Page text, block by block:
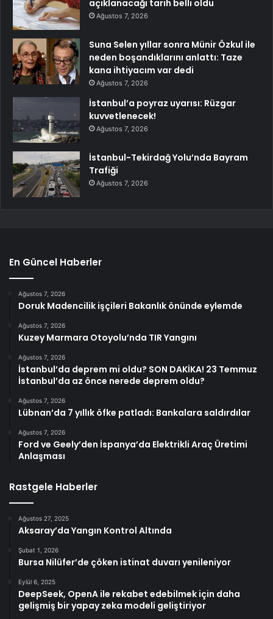
açıklanacağı tarih belli oldu
Ağustos 7, 2026
Suna Selen yıllar sonra Münir Özkul ile
neden boşandıklarını anlattı: Taze
kana ihtiyacım var dedi
Ağustos 7, 2026
İstanbul’a poyraz uyarısı: Rüzgar
kuvvetlenecek!
Ağustos 7, 2026
İstanbul-Tekirdağ Yolu’nda Bayram
Trafiği
Ağustos 7, 2026
En Güncel Haberler
Ağustos 7, 2026
Doruk Madencilik işçileri Bakanlık önünde eylemde
Ağustos 7, 2026
Kuzey Marmara Otoyolu’nda TIR Yangını
Ağustos 7, 2026
İstanbul’da deprem mi oldu? SON DAKİKA! 23 Temmuz
İstanbul’da az önce nerede deprem oldu?
Ağustos 7, 2026
Lübnan’da 7 yıllık öfke patladı: Bankalara saldırdılar
Ağustos 7, 2026
Ford ve Geely’den İspanya’da Elektrikli Araç Üretimi
Anlaşması
Rastgele Haberler
Ağustos 27, 2025
Aksaray’da Yangın Kontrol Altında
Şubat 1, 2026
Bursa Nilüfer’de çöken istinat duvarı yenileniyor
Eylül 6, 2025
DeepSeek, OpenA ile rekabet edebilmek için daha
gelişmiş bir yapay zeka modeli geliştiriyor